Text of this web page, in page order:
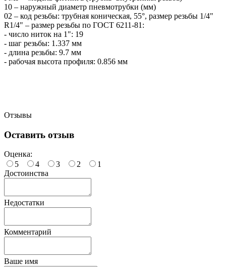
10 – наружный диаметр пневмотрубки (мм)
02 – код резьбы: трубная коническая, 55°, размер резьбы 1/4"
R1/4" – размер резьбы по ГОСТ 6211-81:
- число ниток на 1": 19
- шаг резьбы: 1.337 мм
- длина резьбы: 9.7 мм
- рабочая высота профиля: 0.856 мм
Отзывы
Оставить отзыв
Оценка:
5
4 3 2
1
Достоинства
Недостатки
Комментарий
Ваше имя